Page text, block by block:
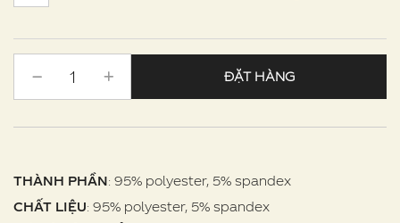
ĐẶT HÀNG
THÀNH PHẦN: 95% polyester, 5% spandex
CHẤT LIỆU: 95% polyester, 5% spandex